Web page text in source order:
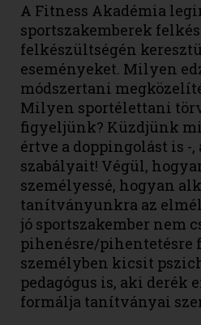
A Fitness Akadémia
sportszakemberek
felkészültségén
eseményeket. Milyen
módszertani
Milyen sportélettani
figyeljünk? Küzdjünk
értve a doppingolást is -
szabályait! Végül,
személyessé, hogyan
tanítványunkra az
jó sportszakember nem
pihenésre/pihentetésre
személyben kicsit
pedagógus is, aki derék
formálja tanítványai